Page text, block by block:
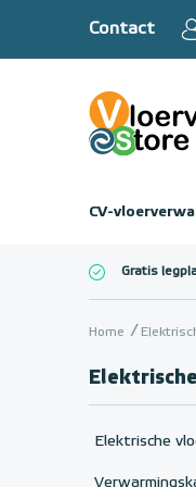
Contact
CV-
Gratis
Home
Elektrische